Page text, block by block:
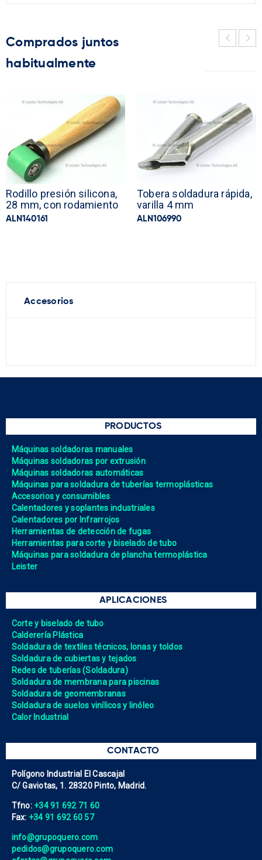
comprados juntos
habitualmente
Rodillo presión silicona,
28 mm, con rodamiento
ALN140161
Tobera soldadura rápida,
varilla 4 mm
ALN106990
Accesorios
PRODUCTOS
Máquinas soldadoras manuales
Máquinas soldadoras por extrusión
Máquinas soldadoras automáticas
Máquinas para soldadura de tuberías termoplásticas
Accesorios y consumibles
Calentadores y soplantes industriales
Calentadores por Infrarrojos
Herramientas de detección de fugas
Herramientas para corte y biselado de tubo
Máquinas para soldadura de plancha termoplástica
Leister
APLICACIONES
Corte y biselado de tubo
Calderería Plástica
Soldadura de textiles técnicos, lonas y toldos
Soldadura de cubiertas y tejados
Redes de tuberías (Soldadura)
Soldadura de membrana para piscinas
Soldadura de geomembranas
Soldadura de suelos vinílicos y linóleo
Calor Industrial
CONTACTO
Polígono Industrial El Cascajal
C/ Gaviotas, 1. 28320 Pinto, Madrid.
Tfno: +34 91 692 71 60
Fax: +34 91 692 60 57
info@grupoquero.com
pedidos@grupoquero.com